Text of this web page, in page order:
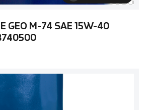
GEO M-74 SAE 15W-40